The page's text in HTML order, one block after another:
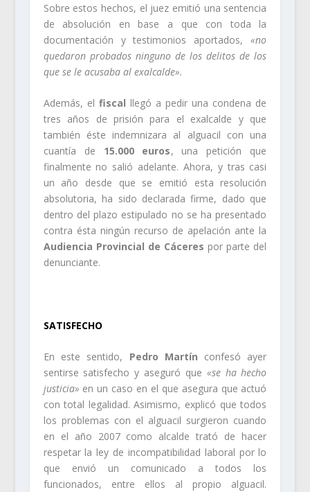
Sobre estos hechos, el juez emitió una sentencia
de absolución en base a que con toda la
documentación y testimonios aportados, «no
quedaron probados ninguno de los delitos de los
que se le acusaba al exalcalde».
Además, el fiscal llegó a pedir una condena de
tres años de prisión para el exalcalde y que
también éste indemnizara al alguacil con una
cuantía de 15.000 euros, una petición que
finalmente no salió adelante. Ahora, y tras casi
un año desde que se emitió esta resolución
absolutoria, ha sido declarada firme, dado que
dentro del plazo estipulado no se ha presentado
contra ésta ningún recurso de apelación ante la
Audiencia Provincial de Cáceres por parte del
denunciante.
SATISFECHO
En este sentido, Pedro Martín confesó ayer
sentirse satisfecho y aseguró que «se ha hecho
justicia» en un caso en el que asegura que actuó
con total legalidad. Asimismo, explicó que todos
los problemas con el alguacil surgieron cuando
en el año 2007 como alcalde trató de hacer
respetar la ley de incompatibilidad laboral por lo
que envió un comunicado a todos los
funcionados, entre ellos al propio alguacil.